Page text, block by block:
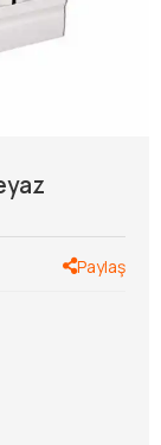
Paylaş